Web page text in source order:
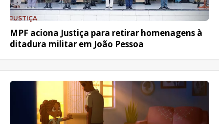
JUSTIÇA
MPF aciona Justiça para retirar homenagens à
ditadura militar em João Pessoa